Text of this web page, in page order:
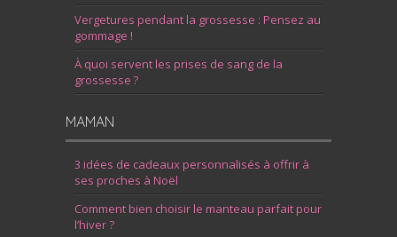
Vergetures pendant la grossesse : Pensez au
gommage !
À quoi servent les prises de sang de la
grossesse ?
MAMAN
3 idées de cadeaux personnalisés à offrir à
ses proches à Noël
Comment bien choisir le manteau parfait pour
l’hiver ?